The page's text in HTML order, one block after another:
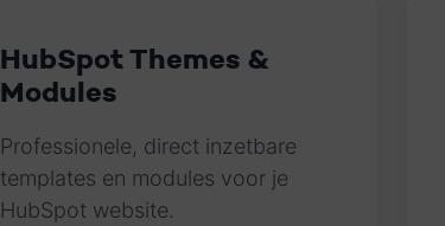
HubSpot Themes &
Modules
Professionele, direct inzetbare
templates en modules voor je
HubSpot website.